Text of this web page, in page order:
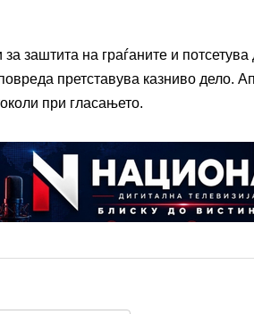
заштита на граѓаните и
претставува казниво дело.
при гласањето.